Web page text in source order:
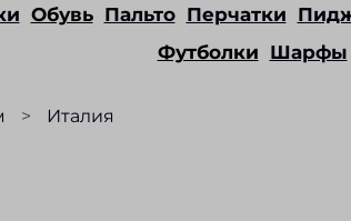
Обувь Пальто Перчатки
Футболки Шарфы
Италия